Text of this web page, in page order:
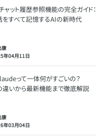
ャット履歴参照機能の完全ガイド：
すべて記憶するAIの新時代
康
年04月11日
って一体何がすごいの？
違いから最新機能まで徹底解説
康
年03月04日